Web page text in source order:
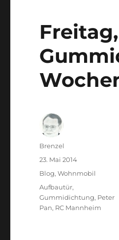
Autor
Brenzel
Veröffentlicht
am
23. Mai 2014
Kategorien
Blog,Wohnmobil
Schlagwörter
Aufbautür,
Gummidichtung, Peter
Pan, RC Mannheim